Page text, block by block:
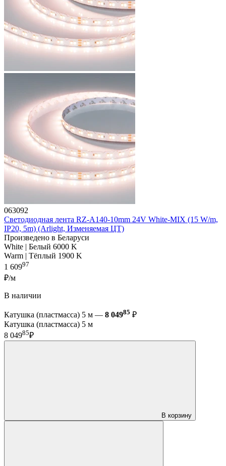
063092
Светодиодная лента RZ-A140-10mm 24V White-MIX (15 W/m,
IP20, 5m) (Arlight, Изменяемая ЦТ)
Произведено в Беларуси
White | Белый 6000 K
Warm | Тёплый 1900 K
1 60997
₽/м
В наличии
Катушка (пластмасса) 5 м — 8 04985 ₽
Катушка (пластмасса) 5 м
8 04985₽
В корзину